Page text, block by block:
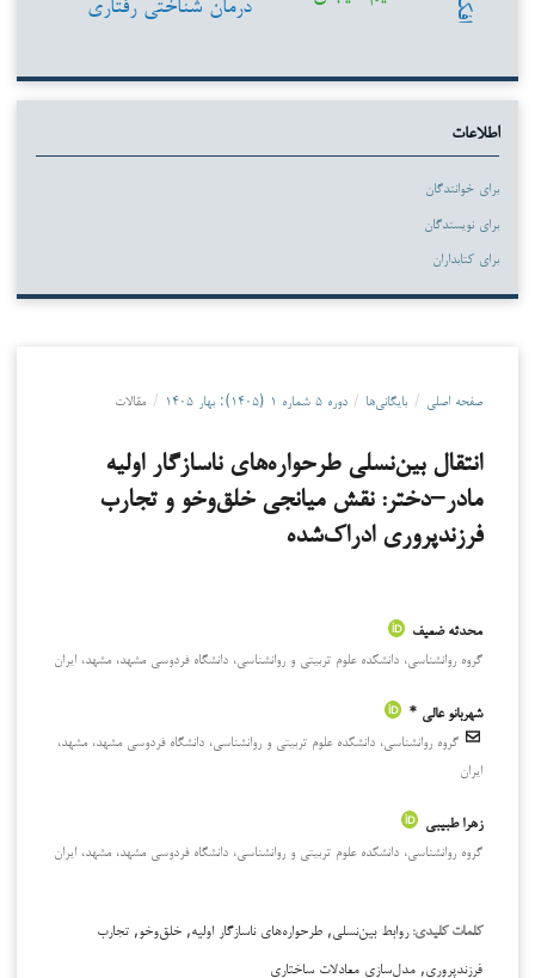
اطلاعات
برای خوانندگان
برای نویسندگان
برای کتابداران
صفحه اصلی / بایگانی‌ها / دوره ۵ شماره ۱ (۱۴۰۵): بهار ۱۴۰۵ / مقالات
انتقال بین‌نسلی طرحواره‌های ناسازگار اولیه
مادر–دختر: نقش میانجی خلق‌وخو و تجارب
فرزندپروری ادراک‌شده
محدثه ضعیف
گروه روانشناسی، دانشکده علوم تربیتی و روانشناسی، دانشگاه فردوسی مشهد، مشهد، ایران
شهربانو عالی *
گروه روانشناسی، دانشکده علوم تربیتی و روانشناسی، دانشگاه فردوسی مشهد، مشهد،
ایران
زهرا طبیبی
گروه روانشناسی، دانشکده علوم تربیتی و روانشناسی، دانشگاه فردوسی مشهد، مشهد، ایران
کلمات کلیدی:روابط بین‌نسلی, طرحواره‌های ناسازگار اولیه, خلق‌وخو, تجارب
فرزندپروری, مدل‌سازی معادلات ساختاری